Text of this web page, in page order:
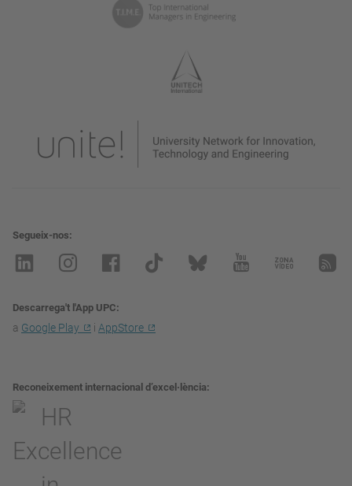
Segueix-nos
Descarrega't l'App UPC
a Google Play i AppStore
Reconeixement internacional d’excel·lència